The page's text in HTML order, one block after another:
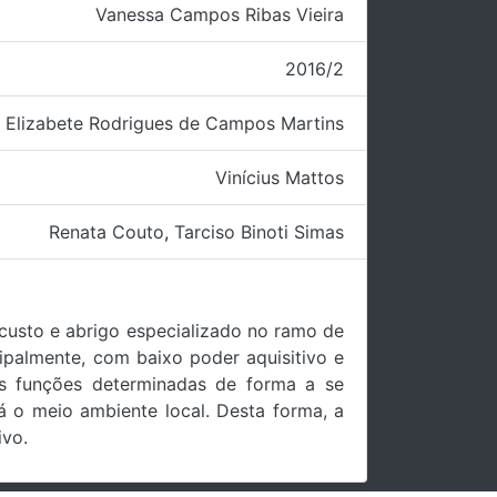
Vanessa Campos Ribas Vieira
2016/2
Elizabete Rodrigues de Campos Martins
Vinícius Mattos
Renata Couto, Tarciso Binoti Simas
e abrigo especializado no ramo de
com baixo poder aquisitivo e
funções determinadas de forma a se
o meio ambiente local. Desta forma, a